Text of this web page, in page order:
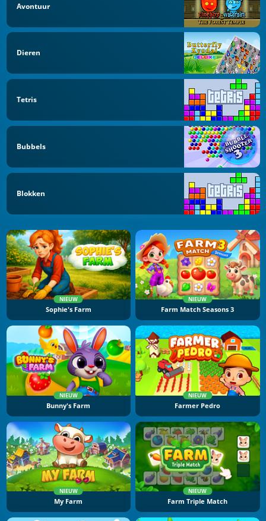
Avontuur
Dieren
Tetris
Bubbels
Blokken
NIEUW
Sophie's Farm
NIEUW
Farm Match Seasons 3
NIEUW
Bunny's Farm
NIEUW
Farmer Pedro
NIEUW
My Farm
NIEUW
Farm Triple Match